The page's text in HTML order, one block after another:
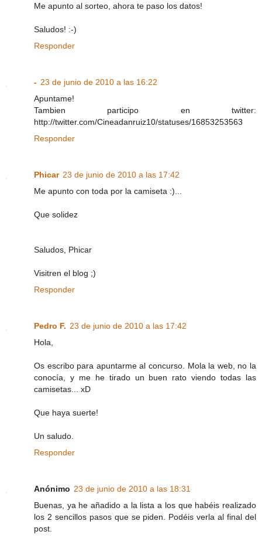
Me apunto al sorteo, ahora te paso los datos!
Saludos! :-)
Responder
- 23 de junio de 2010 a las 16:22
Apuntame!
Tambien participo en twitter:
http://twitter.com/Cineadanruiz10/statuses/16853253563
Responder
Phicar 23 de junio de 2010 a las 17:42
Me apunto con toda por la camiseta :)...
Que solidez
Saludos, Phicar
Visitren el blog ;)
Responder
Pedro F. 23 de junio de 2010 a las 17:42
Hola,
Os escribo para apuntarme al concurso. Mola la web, no la
conocía, y me he tirado un buen rato viendo todas las
camisetas... xD
Que haya suerte!
Un saludo.
Responder
Anónimo 23 de junio de 2010 a las 18:31
Buenas, ya he añadido a la lista a los que habéis realizado
los 2 sencillos pasos que se piden. Podéis verla al final del
post.